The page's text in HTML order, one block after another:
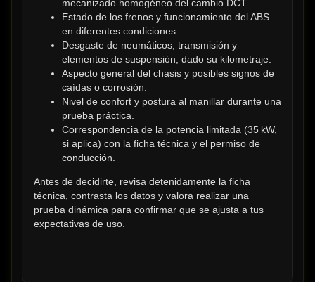
mecanizado homogéneo del cambio DCT.
Estado de los frenos y funcionamiento del ABS
en diferentes condiciones.
Desgaste de neumáticos, transmisión y
elementos de suspensión, dado su kilometraje.
Aspecto general del chasis y posibles signos de
caídas o corrosión.
Nivel de confort y postura al manillar durante una
prueba práctica.
Correspondencia de la potencia limitada (35 kW,
si aplica) con la ficha técnica y el permiso de
conducción.
Antes de decidirte, revisa detenidamente la ficha
técnica, contrasta los datos y valora realizar una
prueba dinámica para confirmar que se ajusta a tus
expectativas de uso.